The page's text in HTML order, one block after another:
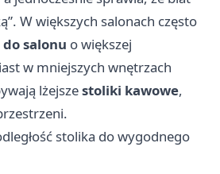
W większych salonach często
do salonu o większej
w mniejszych wnętrzach
lżejszestoliki kawowe,
stolika do wygodnego